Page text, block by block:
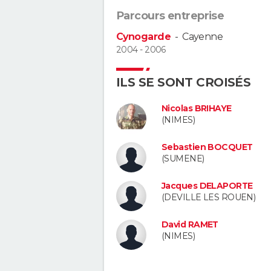
Parcours entreprise
Cynogarde-Cayenne
2004 - 2006
ILS SE SONT CROISÉS
Nicolas BRIHAYE
(NIMES)
Sebastien BOCQUET
(SUMENE)
Jacques DELAPORTE
(DEVILLE LES ROUEN)
David RAMET
(NIMES)